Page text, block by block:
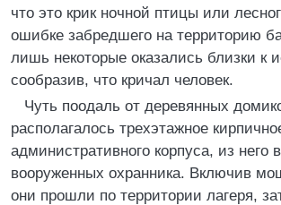
что это крик ночной птицы или
ошибке забредшего на территорию
лишь некоторые оказались близки к
сообразив, что кричал человек.
Чуть поодаль от деревянных
располагалось трехэтажное
административного корпуса, из него
вооруженных охранника. Включив
они прошли по территории лагеря,